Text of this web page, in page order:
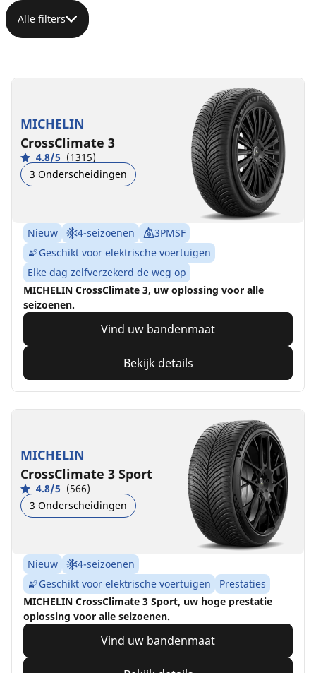
Alle filters
MICHELIN
CrossClimate 3
4.8/5 (1315)
3 Onderscheidingen
Nieuw 4-seizoenen
3PMSF
Geschikt voor elektrische voertuigen
Elke dag zelfverzekerd de weg op
MICHELIN CrossClimate 3, uw oplossing voor alle
seizoenen.
Vind uw bandenmaat
Bekijk details
MICHELIN
CrossClimate 3 Sport
4.8/5 (566)
3 Onderscheidingen
Nieuw
4-seizoenen
Geschikt voor elektrische voertuigen
Prestaties
MICHELIN CrossClimate 3 Sport, uw hoge prestatie
oplossing voor alle seizoenen.
Vind uw bandenmaat